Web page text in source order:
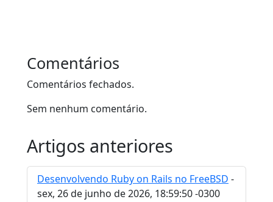
Comentários
Comentários fechados.
Sem nenhum comentário.
Artigos anteriores
Desenvolvendo Ruby on Rails no FreeBSD -
sex, 26 de junho de 2026, 18:59:50 -0300